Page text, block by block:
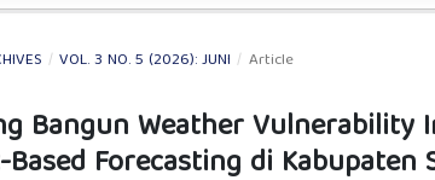
/ VOL. 3 NO. 5 (2026): JUNI / Article
Bangun Weather Vulnerability
Forecasting di Kabupaten